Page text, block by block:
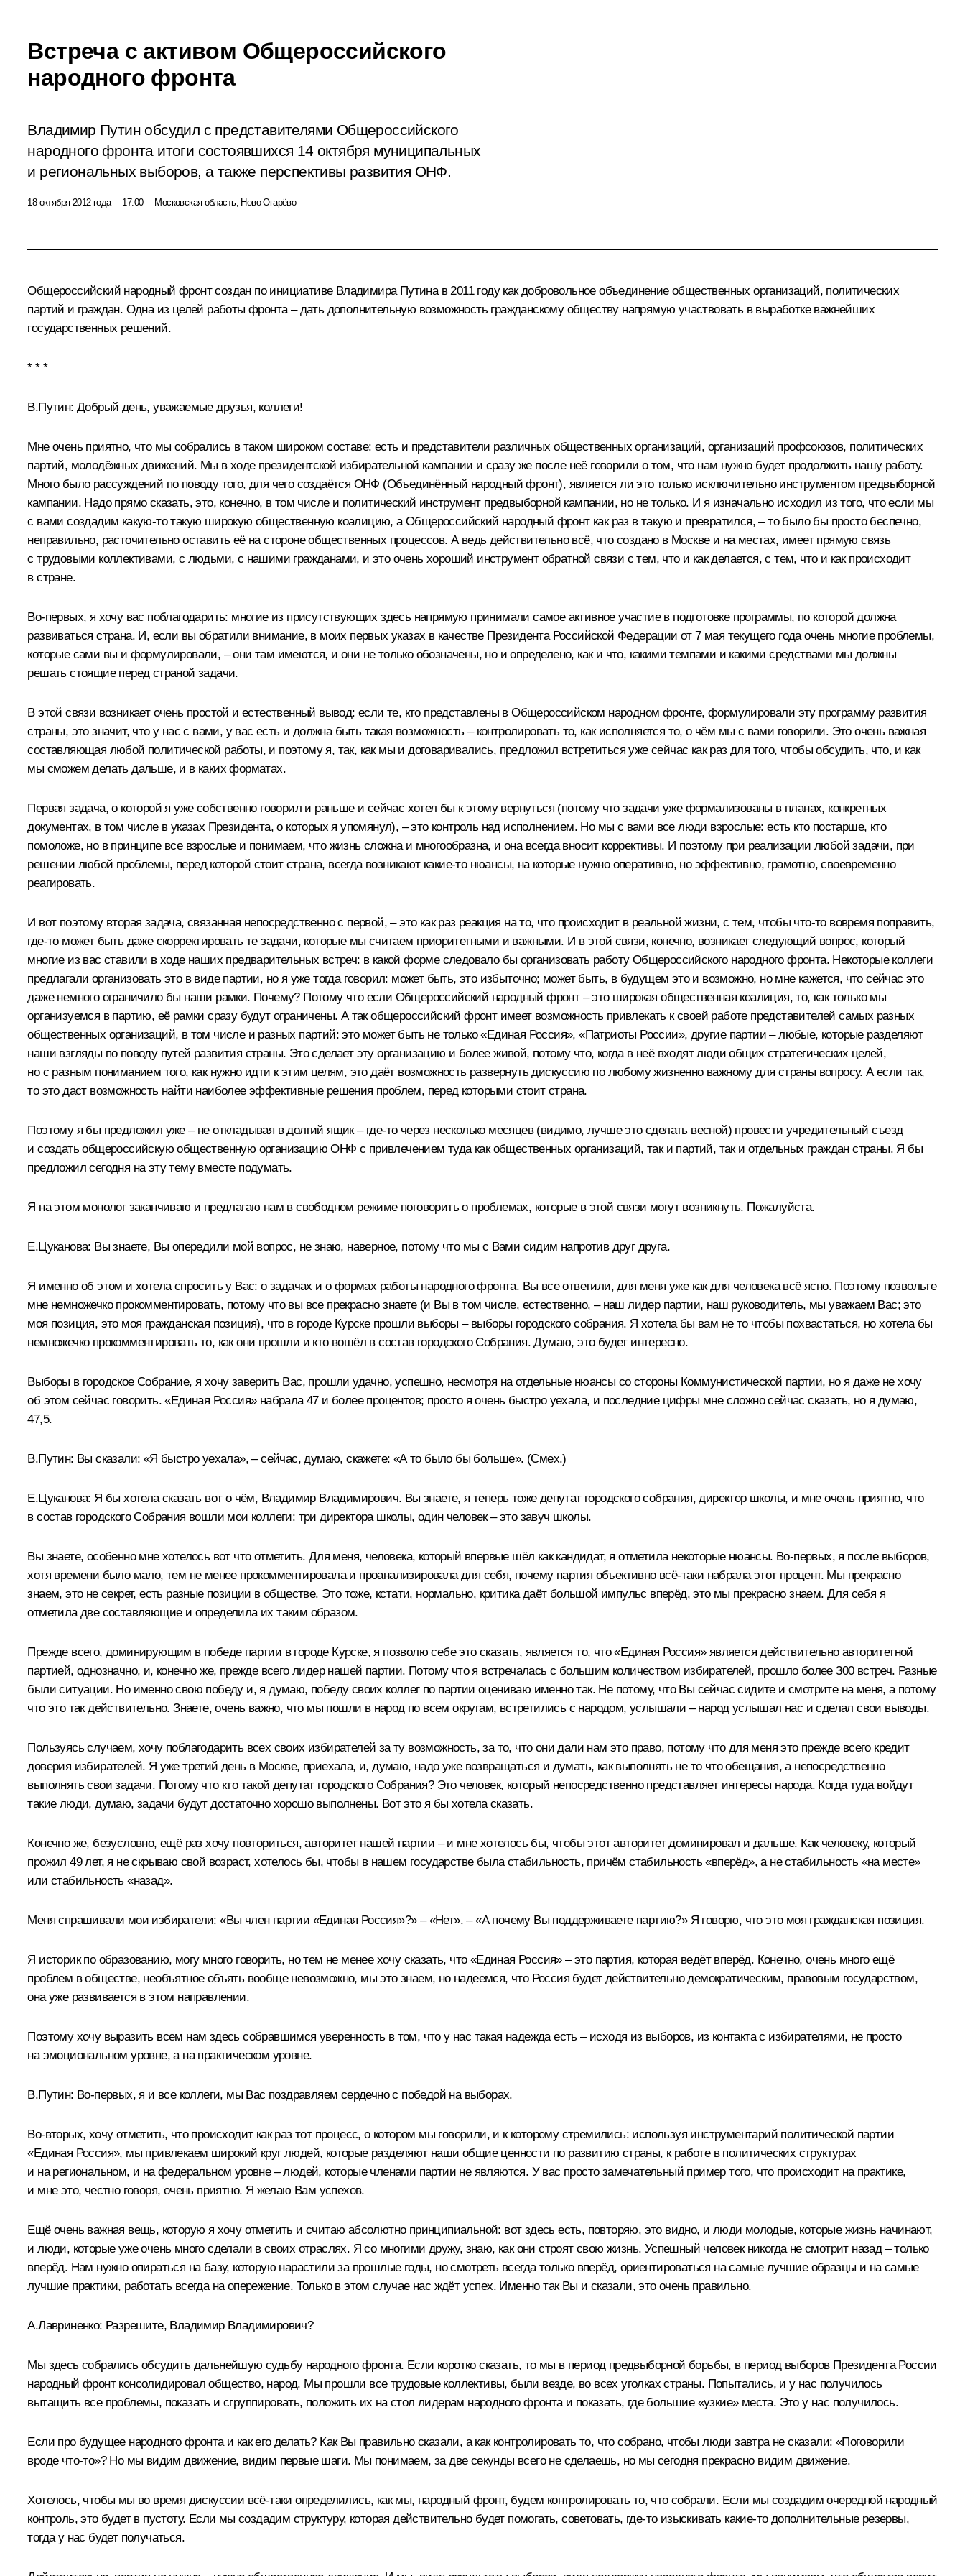
Встреча с активом Общероссийского
народного фронта
Владимир Путин обсудил с представителями Общероссийского
народного фронта итоги состоявшихся 14 октября муниципальных
и региональных выборов, а также перспективы развития ОНФ.
18 октября 2012 года 17:00 Московская область, Ново-Огарёво
Общероссийский народный фронт создан по инициативе Владимира Путина в 2011 году как добровольное объединение общественных организаций, политических
партий и граждан. Одна из целей работы фронта – дать дополнительную возможность гражданскому обществу напрямую участвовать в выработке важнейших
государственных решений.
* * *
В.Путин: Добрый день, уважаемые друзья, коллеги!
Мне очень приятно, что мы собрались в таком широком составе: есть и представители различных общественных организаций, организаций профсоюзов, политических
партий, молодёжных движений. Мы в ходе президентской избирательной кампании и сразу же после неё говорили о том, что нам нужно будет продолжить нашу работу.
Много было рассуждений по поводу того, для чего создаётся ОНФ (Объединённый народный фронт), является ли это только исключительно инструментом предвыборной
кампании. Надо прямо сказать, это, конечно, в том числе и политический инструмент предвыборной кампании, но не только. И я изначально исходил из того, что если мы
с вами создадим какую‑то такую широкую общественную коалицию, а Общероссийский народный фронт как раз в такую и превратился, – то было бы просто беспечно,
неправильно, расточительно оставить её на стороне общественных процессов. А ведь действительно всё, что создано в Москве и на местах, имеет прямую связь
с трудовыми коллективами, с людьми, с нашими гражданами, и это очень хороший инструмент обратной связи с тем, что и как делается, с тем, что и как происходит
в стране.
Во‑первых, я хочу вас поблагодарить: многие из присутствующих здесь напрямую принимали самое активное участие в подготовке программы, по которой должна
развиваться страна. И, если вы обратили внимание, в моих первых указах в качестве Президента Российской Федерации от 7 мая текущего года очень многие проблемы,
которые сами вы и формулировали, – они там имеются, и они не только обозначены, но и определено, как и что, какими темпами и какими средствами мы должны
решать стоящие перед страной задачи.
В этой связи возникает очень простой и естественный вывод: если те, кто представлены в Общероссийском народном фронте, формулировали эту программу развития
страны, это значит, что у нас с вами, у вас есть и должна быть такая возможность – контролировать то, как исполняется то, о чём мы с вами говорили. Это очень важная
составляющая любой политической работы, и поэтому я, так, как мы и договаривались, предложил встретиться уже сейчас как раз для того, чтобы обсудить, что, и как
мы сможем делать дальше, и в каких форматах.
Первая задача, о которой я уже собственно говорил и раньше и сейчас хотел бы к этому вернуться (потому что задачи уже формализованы в планах, конкретных
документах, в том числе в указах Президента, о которых я упомянул), – это контроль над исполнением. Но мы с вами все люди взрослые: есть кто постарше, кто
помоложе, но в принципе все взрослые и понимаем, что жизнь сложна и многообразна, и она всегда вносит коррективы. И поэтому при реализации любой задачи, при
решении любой проблемы, перед которой стоит страна, всегда возникают какие‑то нюансы, на которые нужно оперативно, но эффективно, грамотно, своевременно
реагировать.
И вот поэтому вторая задача, связанная непосредственно с первой, – это как раз реакция на то, что происходит в реальной жизни, с тем, чтобы что‑то вовремя поправить,
где‑то может быть даже скорректировать те задачи, которые мы считаем приоритетными и важными. И в этой связи, конечно, возникает следующий вопрос, который
многие из вас ставили в ходе наших предварительных встреч: в какой форме следовало бы организовать работу Общероссийского народного фронта. Некоторые коллеги
предлагали организовать это в виде партии, но я уже тогда говорил: может быть, это избыточно; может быть, в будущем это и возможно, но мне кажется, что сейчас это
даже немного ограничило бы наши рамки. Почему? Потому что если Общероссийский народный фронт – это широкая общественная коалиция, то, как только мы
организуемся в партию, её рамки сразу будут ограничены. А так общероссийский фронт имеет возможность привлекать к своей работе представителей самых разных
общественных организаций, в том числе и разных партий: это может быть не только «Единая Россия», «Патриоты России», другие партии – любые, которые разделяют
наши взгляды по поводу путей развития страны. Это сделает эту организацию и более живой, потому что, когда в неё входят люди общих стратегических целей,
но с разным пониманием того, как нужно идти к этим целям, это даёт возможность развернуть дискуссию по любому жизненно важному для страны вопросу. А если так,
то это даст возможность найти наиболее эффективные решения проблем, перед которыми стоит страна.
Поэтому я бы предложил уже – не откладывая в долгий ящик – где‑то через несколько месяцев (видимо, лучше это сделать весной) провести учредительный съезд
и создать общероссийскую общественную организацию ОНФ с привлечением туда как общественных организаций, так и партий, так и отдельных граждан страны. Я бы
предложил сегодня на эту тему вместе подумать.
Я на этом монолог заканчиваю и предлагаю нам в свободном режиме поговорить о проблемах, которые в этой связи могут возникнуть. Пожалуйста.
Е.Цуканова: Вы знаете, Вы опередили мой вопрос, не знаю, наверное, потому что мы с Вами сидим напротив друг друга.
Я именно об этом и хотела спросить у Вас: о задачах и о формах работы народного фронта. Вы все ответили, для меня уже как для человека всё ясно. Поэтому позвольте
мне немножечко прокомментировать, потому что вы все прекрасно знаете (и Вы в том числе, естественно, – наш лидер партии, наш руководитель, мы уважаем Вас; это
моя позиция, это моя гражданская позиция), что в городе Курске прошли выборы – выборы городского собрания. Я хотела бы вам не то чтобы похвастаться, но хотела бы
немножечко прокомментировать то, как они прошли и кто вошёл в состав городского Собрания. Думаю, это будет интересно.
Выборы в городское Собрание, я хочу заверить Вас, прошли удачно, успешно, несмотря на отдельные нюансы со стороны Коммунистической партии, но я даже не хочу
об этом сейчас говорить. «Единая Россия» набрала 47 и более процентов; просто я очень быстро уехала, и последние цифры мне сложно сейчас сказать, но я думаю,
47,5.
В.Путин: Вы сказали: «Я быстро уехала», – сейчас, думаю, скажете: «А то было бы больше». (Смех.)
Е.Цуканова: Я бы хотела сказать вот о чём, Владимир Владимирович. Вы знаете, я теперь тоже депутат городского собрания, директор школы, и мне очень приятно, что
в состав городского Собрания вошли мои коллеги: три директора школы, один человек – это завуч школы.
Вы знаете, особенно мне хотелось вот что отметить. Для меня, человека, который впервые шёл как кандидат, я отметила некоторые нюансы. Во‑первых, я после выборов,
хотя времени было мало, тем не менее прокомментировала и проанализировала для себя, почему партия объективно всё‑таки набрала этот процент. Мы прекрасно
знаем, это не секрет, есть разные позиции в обществе. Это тоже, кстати, нормально, критика даёт большой импульс вперёд, это мы прекрасно знаем. Для себя я
отметила две составляющие и определила их таким образом.
Прежде всего, доминирующим в победе партии в городе Курске, я позволю себе это сказать, является то, что «Единая Россия» является действительно авторитетной
партией, однозначно, и, конечно же, прежде всего лидер нашей партии. Потому что я встречалась с большим количеством избирателей, прошло более 300 встреч. Разные
были ситуации. Но именно свою победу и, я думаю, победу своих коллег по партии оцениваю именно так. Не потому, что Вы сейчас сидите и смотрите на меня, а потому
что это так действительно. Знаете, очень важно, что мы пошли в народ по всем округам, встретились с народом, услышали – народ услышал нас и сделал свои выводы.
Пользуясь случаем, хочу поблагодарить всех своих избирателей за ту возможность, за то, что они дали нам это право, потому что для меня это прежде всего кредит
доверия избирателей. Я уже третий день в Москве, приехала, и, думаю, надо уже возвращаться и думать, как выполнять не то что обещания, а непосредственно
выполнять свои задачи. Потому что кто такой депутат городского Собрания? Это человек, который непосредственно представляет интересы народа. Когда туда войдут
такие люди, думаю, задачи будут достаточно хорошо выполнены. Вот это я бы хотела сказать.
Конечно же, безусловно, ещё раз хочу повториться, авторитет нашей партии – и мне хотелось бы, чтобы этот авторитет доминировал и дальше. Как человеку, который
прожил 49 лет, я не скрываю свой возраст, хотелось бы, чтобы в нашем государстве была стабильность, причём стабильность «вперёд», а не стабильность «на месте»
или стабильность «назад».
Меня спрашивали мои избиратели: «Вы член партии «Единая Россия»?» – «Нет». – «А почему Вы поддерживаете партию?» Я говорю, что это моя гражданская позиция.
Я историк по образованию, могу много говорить, но тем не менее хочу сказать, что «Единая Россия» – это партия, которая ведёт вперёд. Конечно, очень много ещё
проблем в обществе, необъятное объять вообще невозможно, мы это знаем, но надеемся, что Россия будет действительно демократическим, правовым государством,
она уже развивается в этом направлении.
Поэтому хочу выразить всем нам здесь собравшимся уверенность в том, что у нас такая надежда есть – исходя из выборов, из контакта с избирателями, не просто
на эмоциональном уровне, а на практическом уровне.
В.Путин: Во‑первых, я и все коллеги, мы Вас поздравляем сердечно с победой на выборах.
Во‑вторых, хочу отметить, что происходит как раз тот процесс, о котором мы говорили, и к которому стремились: используя инструментарий политической партии
«Единая Россия», мы привлекаем широкий круг людей, которые разделяют наши общие ценности по развитию страны, к работе в политических структурах
и на региональном, и на федеральном уровне – людей, которые членами партии не являются. У вас просто замечательный пример того, что происходит на практике,
и мне это, честно говоря, очень приятно. Я желаю Вам успехов.
Ещё очень важная вещь, которую я хочу отметить и считаю абсолютно принципиальной: вот здесь есть, повторяю, это видно, и люди молодые, которые жизнь начинают,
и люди, которые уже очень много сделали в своих отраслях. Я со многими дружу, знаю, как они строят свою жизнь. Успешный человек никогда не смотрит назад – только
вперёд. Нам нужно опираться на базу, которую нарастили за прошлые годы, но смотреть всегда только вперёд, ориентироваться на самые лучшие образцы и на самые
лучшие практики, работать всегда на опережение. Только в этом случае нас ждёт успех. Именно так Вы и сказали, это очень правильно.
А.Лавриненко: Разрешите, Владимир Владимирович?
Мы здесь собрались обсудить дальнейшую судьбу народного фронта. Если коротко сказать, то мы в период предвыборной борьбы, в период выборов Президента России
народный фронт консолидировал общество, народ. Мы прошли все трудовые коллективы, были везде, во всех уголках страны. Попытались, и у нас получилось
вытащить все проблемы, показать и сгруппировать, положить их на стол лидерам народного фронта и показать, где большие «узкие» места. Это у нас получилось.
Если про будущее народного фронта и как его делать? Как Вы правильно сказали, а как контролировать то, что собрано, чтобы люди завтра не сказали: «Поговорили
вроде что‑то»? Но мы видим движение, видим первые шаги. Мы понимаем, за две секунды всего не сделаешь, но мы сегодня прекрасно видим движение.
Хотелось, чтобы мы во время дискуссии всё‑таки определились, как мы, народный фронт, будем контролировать то, что собрали. Если мы создадим очередной народный
контроль, это будет в пустоту. Если мы создадим структуру, которая действительно будет помогать, советовать, где‑то изыскивать какие‑то дополнительные резервы,
тогда у нас будет получаться.